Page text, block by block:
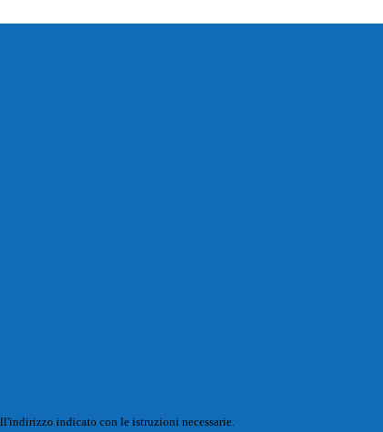
indicato con le istruzioni necessarie.